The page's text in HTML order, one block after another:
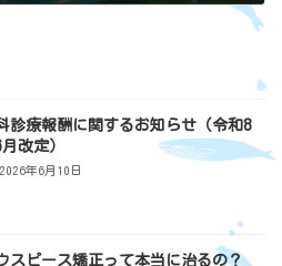
診療報酬に関するお知らせ（令和8
改定）
2026年6月10日
スピース矯正って本当に治るの？